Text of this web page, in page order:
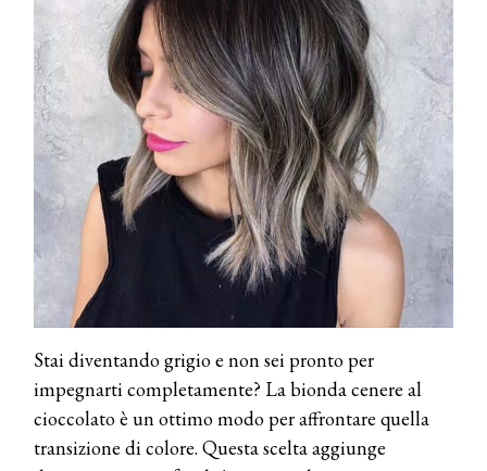
Stai diventando grigio e non sei pronto per
impegnarti completamente? La bionda cenere al
cioccolato è un ottimo modo per affrontare quella
transizione di colore. Questa scelta aggiunge